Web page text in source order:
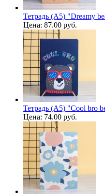
Тетрадь (A5) "Dreamy
Цена: 87.00 руб.
Тетрадь (A5) "Cool bro
Цена: 74.00 руб.